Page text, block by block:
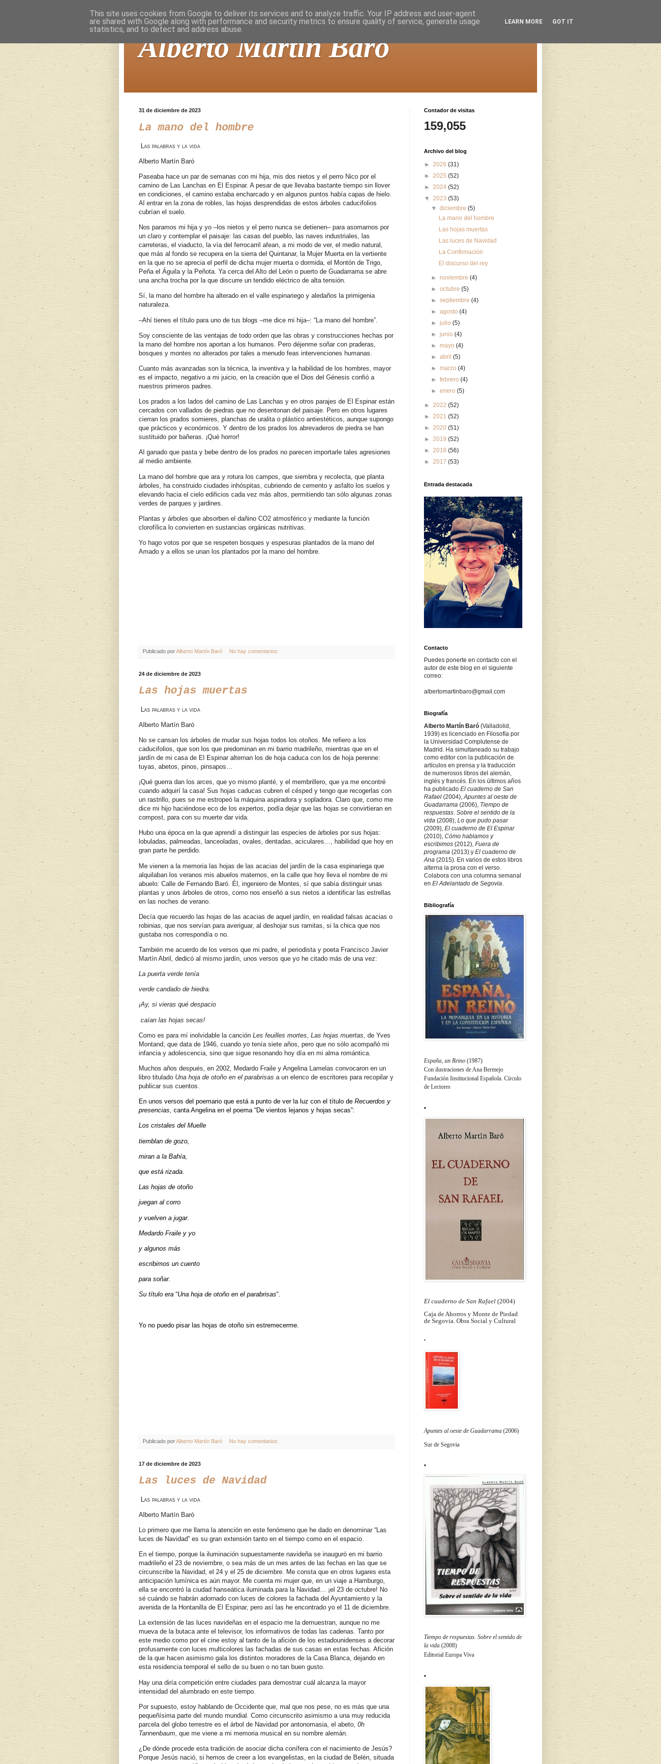
Alberto Martín Baró
31 de diciembre de 2023
La mano del hombre
Las palabras y la vida
Alberto Martín Baró
Paseaba hace un par de semanas con mi hija, mis dos nietos y el perro Nico por el
camino de Las Lanchas en El Espinar. A pesar de que llevaba bastante tiempo sin llover
en condiciones, el camino estaba encharcado y en algunos puntos había capas de hielo.
Al entrar en la zona de robles, las hojas desprendidas de estos árboles caducifolios
cubrían el suelo.
Nos paramos mi hija y yo –los nietos y el perro nunca se detienen– para asomarnos por
un claro y contemplar el paisaje: las casas del pueblo, las naves industriales, las
carreteras, el viaducto, la vía del ferrocarril afean, a mi modo de ver, el medio natural,
que más al fondo se recupera en la sierra del Quintanar, la Mujer Muerta en la vertiente
en la que no se aprecia el perfil de dicha mujer muerta o dormida, el Montón de Trigo,
Peña el Águila y la Peñota. Ya cerca del Alto del León o puerto de Guadarrama se abre
una ancha trocha por la que discurre un tendido eléctrico de alta tensión.
Sí, la mano del hombre ha alterado en el valle espinariego y aledaños la primigenia
naturaleza.
–Ahí tienes el título para uno de tus blogs –me dice mi hija–: “La mano del hombre”.
Soy consciente de las ventajas de todo orden que las obras y construcciones hechas por
la mano del hombre nos aportan a los humanos. Pero déjenme soñar con praderas,
bosques y montes no alterados por tales a menudo feas intervenciones humanas.
Cuanto más avanzadas son la técnica, la inventiva y la habilidad de los hombres, mayor
es el impacto, negativo a mi juicio, en la creación que el Dios del Génesis confió a
nuestros primeros padres.
Los prados a los lados del camino de Las Lanchas y en otros parajes de El Espinar están
cercados con vallados de piedras que no desentonan del paisaje. Pero en otros lugares
cierran los prados somieres, planchas de uralita o plástico antiestéticos, aunque supongo
que prácticos y económicos. Y dentro de los prados los abrevaderos de piedra se han
sustituido por bañeras. ¡Qué horror!
Al ganado que pasta y bebe dentro de los prados no parecen importarle tales agresiones
al medio ambiente.
La mano del hombre que ara y rotura los campos, que siembra y recolecta, que planta
árboles, ha construido ciudades inhóspitas, cubriendo de cemento y asfalto los suelos y
elevando hacia el cielo edificios cada vez más altos, permitiendo tan sólo algunas zonas
verdes de parques y jardines.
Plantas y árboles que absorben el dañino CO2 atmosférico y mediante la función
clorofílica lo convierten en sustancias orgánicas nutritivas.
Yo hago votos por que se respeten bosques y espesuras plantados de la mano del
Amado y a ellos se unan los plantados por la mano del hombre.
Publicado porAlberto Martín Baró No hay comentarios:
24 de diciembre de 2023
Las hojas muertas
Las palabras y la vida
Alberto Martín Baró
No se cansan los árboles de mudar sus hojas todos los otoños. Me refiero a los
caducifolios, que son los que predominan en mi barrio madrileño, mientras que en el
jardín de mi casa de El Espinar alternan los de hoja caduca con los de hoja perenne:
tuyas, abetos, pinos, pinsapos…
¡Qué guerra dan los arces, que yo mismo planté, y el membrillero, que ya me encontré
cuando adquirí la casa! Sus hojas caducas cubren el césped y tengo que recogerlas con
un rastrillo, pues se me estropeó la máquina aspiradora y sopladora. Claro que, como me
dice mi hijo haciéndose eco de los expertos, podía dejar que las hojas se convirtieran en
compost, para con su muerte dar vida.
Hubo una época en la que aprendí a distinguir las especies de árboles por sus hojas:
lobuladas, palmeadas, lanceoladas, ovales, dentadas, aciculares…, habilidad que hoy en
gran parte he perdido.
Me vienen a la memoria las hojas de las acacias del jardín de la casa espinariega que
alquilaban los veranos mis abuelos maternos, en la calle que hoy lleva el nombre de mi
abuelo: Calle de Fernando Baró. Él, ingeniero de Montes, sí que sabía distinguir unas
plantas y unos árboles de otros, como nos enseñó a sus nietos a identificar las estrellas
en las noches de verano.
Decía que recuerdo las hojas de las acacias de aquel jardín, en realidad falsas acacias o
robinias, que nos servían para averiguar, al deshojar sus ramitas, si la chica que nos
gustaba nos correspondía o no.
También me acuerdo de los versos que mi padre, el periodista y poeta Francisco Javier
Martín Abril, dedicó al mismo jardín, unos versos que yo he citado más de una vez:
La puerta verde tenía
verde candado de hiedra.
¡Ay, si vieras qué despacio
caían las hojas secas!
Como es para mí inolvidable la canción Les feuilles mortes Las hojas muertas , de Yves
Montand, que data de 1946, cuando yo tenía siete años, pero que no sólo acompañó mi
infancia y adolescencia, sino que sigue resonando hoy día en mi alma romántica.
Muchos años después, en 2002, Medardo Fraile y Angelina Lamelas convocaron en un
libro titulado Una hoja de otoño en el parabrisas a un elenco de escritores para recopilar y
publicar sus cuentos.
En unos versos del poemario que está a punto de ver la luz con el título de Recuerdos y
presencias, canta Angelina en el poema “De vientos lejanos y hojas secas”:
Los cristales del Muelle
tiemblan de gozo,
miran a la Bahía,
que está rizada.
Las hojas de otoño
juegan al corro
y vuelven a jugar.
Medardo Fraile y yo
y algunos más
escribimos un cuento
para soñar.
Su título era “Una hoja de otoño en el parabrisas“.
Yo no puedo pisar las hojas de otoño sin estremecerme.
Publicado porAlberto Martín Baró No hay comentarios:
17 de diciembre de 2023
Las luces de Navidad
Las palabras y la vida
Alberto Martín Baró
Lo primero que me llama la atención en este fenómeno que he dado en denominar “Las
luces de Navidad” es su gran extensión tanto en el tiempo como en el espacio.
En el tiempo, porque la iluminación supuestamente navideña se inauguró en mi barrio
madrileño el 23 de noviembre, o sea más de un mes antes de las fechas en las que se
circunscribe la Navidad, el 24 y el 25 de diciembre. Me consta que en otros lugares esta
anticipación lumínica es aún mayor. Me cuenta mi mujer que, en un viaje a Hamburgo,
ella se encontró la ciudad hanseática iluminada para la Navidad… ¡el 23 de octubre! No
sé cuándo se habrán adornado con luces de colores la fachada del Ayuntamiento y la
avenida de la Hontanilla de El Espinar, pero así las he encontrado yo el 11 de diciembre.
La extensión de las luces navideñas en el espacio me la demuestran, aunque no me
mueva de la butaca ante el televisor, los informativos de todas las cadenas. Tanto por
este medio como por el cine estoy al tanto de la afición de los estadounidenses a decorar
profusamente con luces multicolores las fachadas de sus casas en estas fechas. Afición
de la que hacen asimismo gala los distintos moradores de la Casa Blanca, dejando en
esta residencia temporal el sello de su buen o no tan buen gusto.
Hay una diría competición entre ciudades para demostrar cuál alcanza la mayor
intensidad del alumbrado en este tiempo.
Por supuesto, estoy hablando de Occidente que, mal que nos pese, no es más que una
pequeñísima parte del mundo mundial. Como circunscrito asimismo a una muy reducida
parcela del globo terrestre es el árbol de Navidad por antonomasia, el abeto, 0h
Tannenbaum , que me viene a mi memoria musical en su nombre alemán.
¿De dónde procede esta tradición de asociar dicha conífera con el nacimiento de Jesús?
Porque Jesús nació, si hemos de creer a los evangelistas, en la ciudad de Belén, situada
Contador de visitas
159,055
Archivo del blog
► 2026 (31)
► 2025 (52)
► 2024 (52)
▼ 2023 (53)
▼diciembre(5)
La mano del hombre
Las hojas muertas
Las luces de Navidad
La Confirmación
El discurso del rey
►noviembre(4)
►octubre(5)
►septiembre(4)
►agosto(4)
►julio(5)
►junio(4)
►mayo(4)
►abril(5)
►marzo(4)
►febrero(4)
►enero(5)
► 2022 (52)
► 2021 (52)
► 2020 (51)
► 2019 (52)
► 2018 (56)
► 2017 (53)
Entrada destacada
Contacto
Puedes ponerte en contacto con el
autor de este blog en el siguiente
correo:
albertomartinbaro@gmail.com
Biografía
Alberto Martín Baró (Valladolid,
1939) es licenciado en Filosofía por
la Universidad Complutense de
Madrid. Ha simultaneado su trabajo
como editor con la publicación de
artículos en prensa y la traducción
de numerosos libros del alemán,
inglés y francés. En los últimos años
ha publicado El cuaderno de San
Rafael (2004), Apuntes al oeste de
Guadarrama (2006), Tiempo de
respuestas Sobre el sentido de la
vida (2008), Lo que pudo pasar
(2009), El cuaderno de El Espinar
(2010), Cómo hablamos y
escribimos (2012), Fuera de
programa (2013) y El cuaderno de
Ana (2015) En varios de estos libros
alterna la prosa con el verso.
Colabora con una columna semanal
en El Adelantado de Segovia
Bibliografía
España, un Reino (1987)
Con ilustraciones de Ana Bermejo
Fundación Institucional Española. Círculo
de Lectores
*
El cuaderno de San Rafael (2004)
Caja de Ahorros y Monte de Piedad
de Segovia. Obra Social y Cultural
´
Apuntes al oeste de Guadarrama (2006)
Sur de Segovia
*
Tiempo de respuestas. Sobre el sentido de
la vida (2008)
Editorial Europa Viva
*
This site uses cookies from Google to deliver its services and to analyze traffic. Your IP address and user-agent
are shared with Google along with performance and security metrics to ensure quality of service, generate usage
statistics, and to detect and address abuse.
LEARN MORE GOT IT